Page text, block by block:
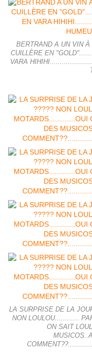
BERTRAND A UN VIN
CUILLÈRE EN
VARA
LA SURPRISE DE LA
NON LOULOU............
ON SAIT